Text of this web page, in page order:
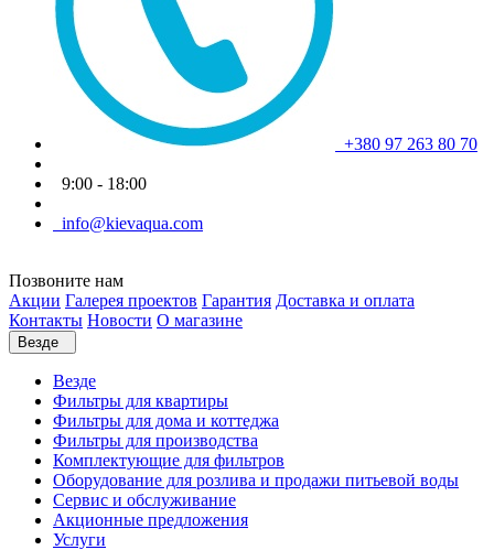
+380 97 263 80 70
9:00 - 18:00
info@kievaqua.com
Позвоните нам
Акции Галерея проектов Гарантия Доставка и оплата
Контакты Новости О магазине
Везде
Везде
Фильтры для квартиры
Фильтры для дома и коттеджа
Фильтры для производства
Комплектующие для фильтров
Оборудование для розлива и продажи питьевой воды
Сервис и обслуживание
Акционные предложения
Услуги